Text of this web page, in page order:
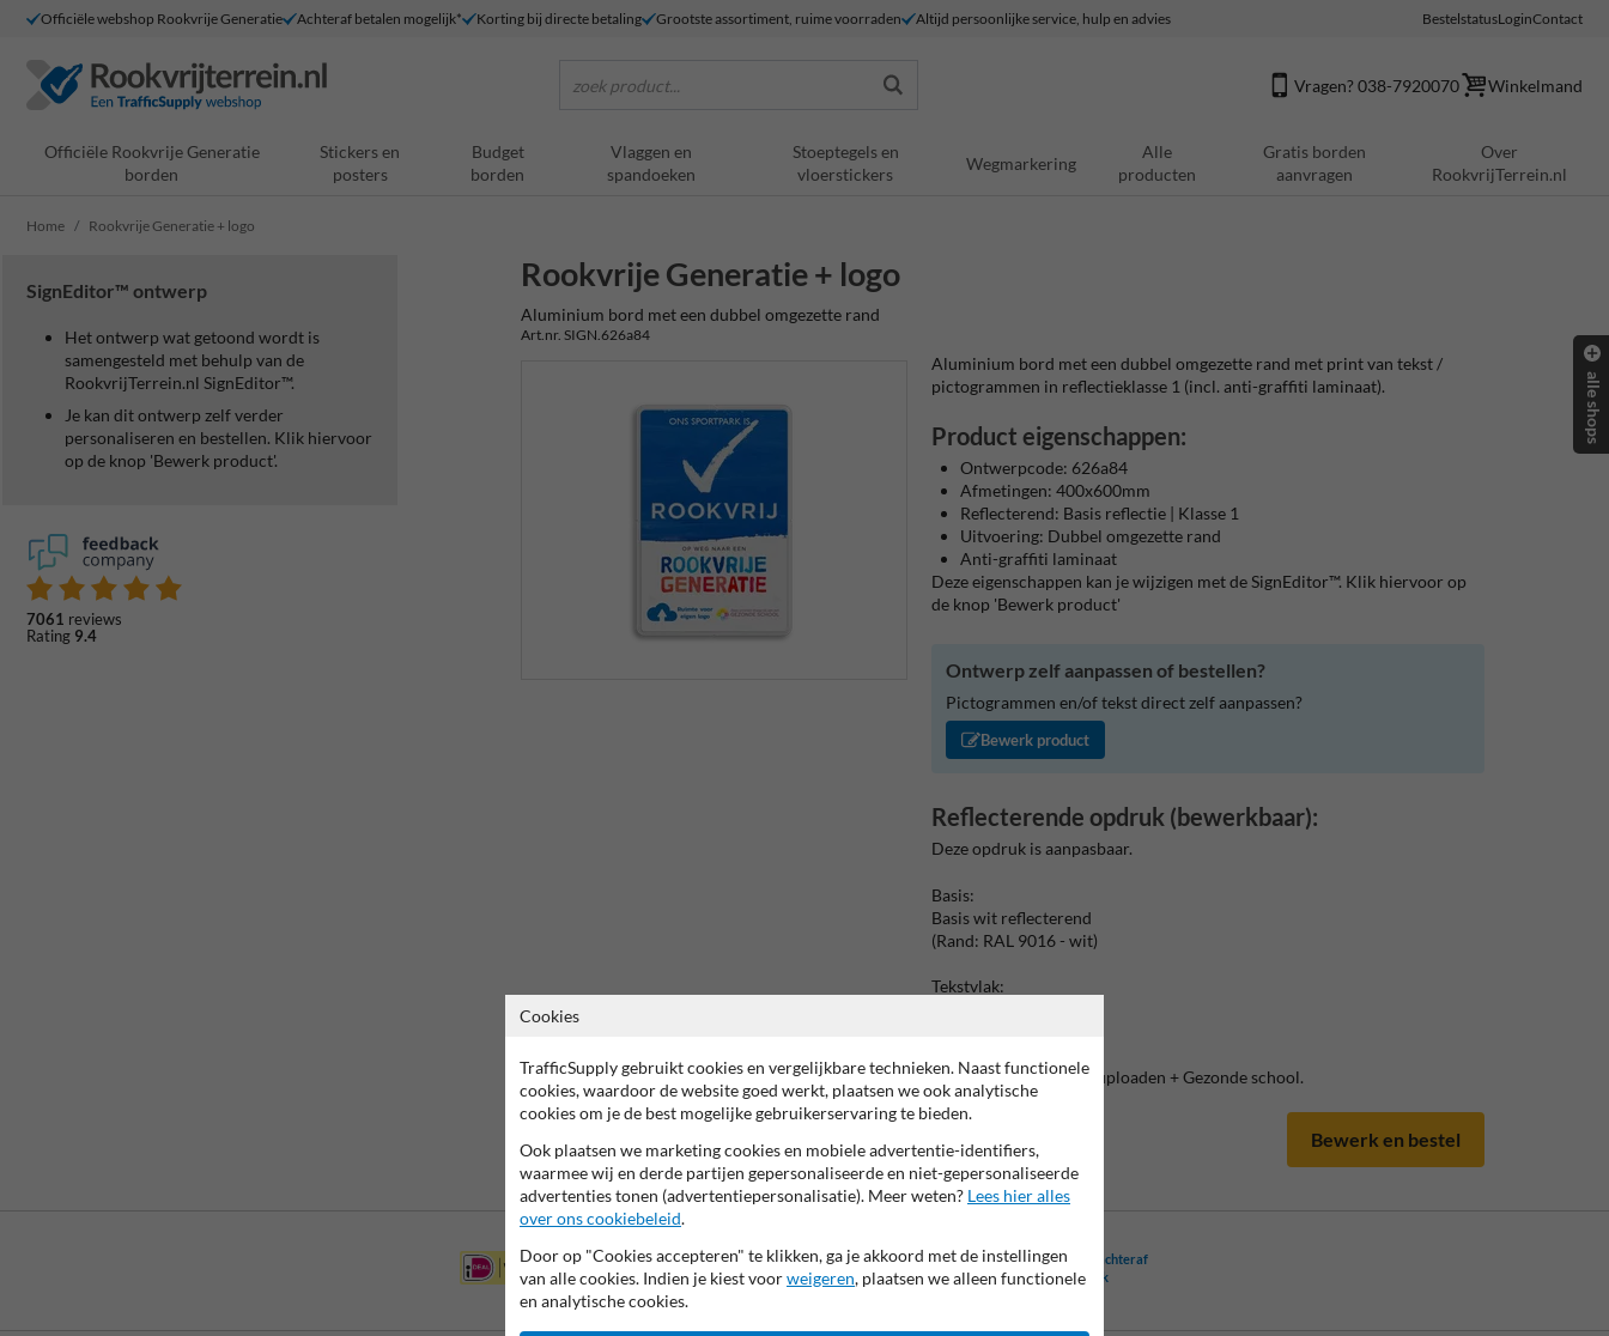
Officiële webshop Rookvrije Generatie Achteraf betalen mogelijk* Korting bij directe betaling Grootste assortiment, ruime voorraden Altijd persoonlijke service, hulp en advies BestelstatusLoginContact
zoek product... Vragen? 038-7920070 Winkelmand
Officiële Rookvrije Generatie
borden
Stickers en
posters
Budget
borden
Vlaggen en
spandoeken
Stoeptegels en
vloerstickers
Wegmarkering
Alle
producten
Gratis borden
aanvragen
Over
RookvrijTerrein.nl
Home Rookvrije Generatie + logo
SignEditor™ ontwerp
Het ontwerp wat getoond wordt is
samengesteld met behulp van de
RookvrijTerrein.nl SignEditor™.
Je kan dit ontwerp zelf verder
personaliseren en bestellen. Klik hiervoor
op de knop 'Bewerk product'.
7061 reviews
Rating 9.4
Rookvrije Generatie + logo
Aluminium bord met een dubbel omgezette rand
Art.nr. SIGN.626a84
Aluminium bord met een dubbel omgezette rand met print van tekst /
pictogrammen in reflectieklasse 1 (incl. anti-graffiti laminaat).
Product eigenschappen:
Ontwerpcode: 626a84
Afmetingen: 400x600mm
Reflecterend: Basis reflectie | Klasse 1
Uitvoering: Dubbel omgezette rand
Anti-graffiti laminaat
Deze eigenschappen kan je wijzigen met de SignEditor™. Klik hiervoor op
de knop 'Bewerk product'
Ontwerp zelf aanpassen of bestellen?
Pictogrammen en/of tekst direct zelf aanpassen?
Bewerk product
Reflecterende opdruk (bewerkbaar):
Deze opdruk is aanpasbaar.
Basis:
Basis wit reflecterend
(Rand: RAL 9016 - wit)
Tekstvlak:
Pictogram: Jouw logo uploaden + Gezonde school.
Bewerk en bestel
Betaling achteraf
is mogelijk
alle shops
Cookies
TrafficSupply gebruikt cookies en vergelijkbare technieken. Naast functionele
cookies, waardoor de website goed werkt, plaatsen we ook analytische
cookies om je de best mogelijke gebruikerservaring te bieden.
Ook plaatsen we marketing cookies en mobiele advertentie-identifiers,
waarmee wij en derde partijen gepersonaliseerde en niet-gepersonaliseerde
advertenties tonen (advertentiepersonalisatie). Meer weten? Lees hier alles
over ons cookiebeleid.
Door op "Cookies accepteren" te klikken, ga je akkoord met de instellingen
van alle cookies. Indien je kiest voorweigeren, plaatsen we alleen functionele
en analytische cookies.